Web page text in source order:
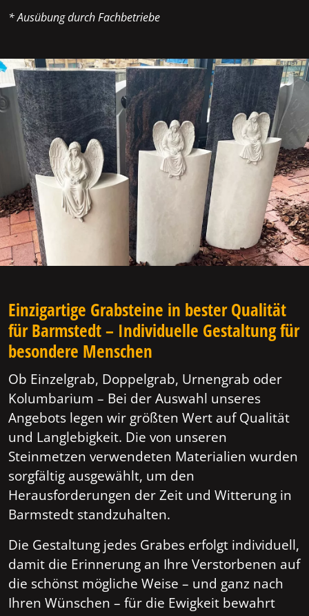
* Ausübung durch Fachbetriebe
Einzigartige Grabsteine in bester Qualität
für Barmstedt – Individuelle Gestaltung für
besondere Menschen
Ob Einzelgrab, Doppelgrab, Urnengrab oder
Kolumbarium – Bei der Auswahl unseres
Angebots legen wir größten Wert auf Qualität
und Langlebigkeit. Die von unseren
Steinmetzen verwendeten Materialien wurden
sorgfältig ausgewählt, um den
Herausforderungen der Zeit und Witterung in
Barmstedt standzuhalten.
Die Gestaltung jedes Grabes erfolgt individuell,
damit die Erinnerung an Ihre Verstorbenen auf
die schönst mögliche Weise – und ganz nach
Ihren Wünschen – für die Ewigkeit bewahrt